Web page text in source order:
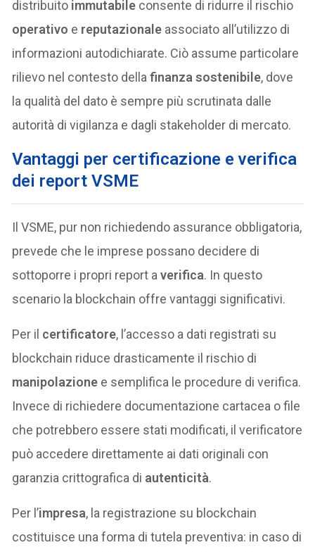
distribuito immutabile consente di ridurre il rischio
operativo e reputazionale associato all’utilizzo di
informazioni autodichiarate. Ciò assume particolare
rilievo nel contesto dellafinanza sostenibile, dove
la qualità del dato è sempre più scrutinata dalle
autorità di vigilanza e dagli stakeholder di mercato.
Vantaggi per certificazione e verifica
dei report VSME
Il VSME, pur non richiedendo assurance obbligatoria,
prevede che le imprese possano decidere di
sottoporre i propri report averifica. In questo
scenario la blockchain offre vantaggi significativi.
Per il certificatore, l’accesso a dati registrati su
blockchain riduce drasticamente il rischio di
manipolazione e semplifica le procedure di verifica.
Invece di richiedere documentazione cartacea o file
che potrebbero essere stati modificati, il verificatore
può accedere direttamente ai dati originali con
garanzia crittografica di autenticità.
Per l’impresa, la registrazione su blockchain
costituisce una forma di tutela preventiva: in caso di